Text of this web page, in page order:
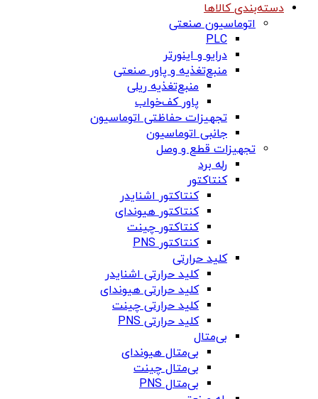
دسته‌بندی کالاها
اتوماسیون صنعتی
PLC
درایو و اینورتر
منبع‌تغذیه و پاور صنعتی
منبع‌تغذیه ریلی
پاور کف‌خواب
تجهیزات حفاظتی اتوماسیون
جانبی اتوماسیون
تجهیزات قطع و وصل
رله برد
کنتاکتور
کنتاکتور اشنایدر
کنتاکتور هیوندای
کنتاکتور چینت
کنتاکتور PNS
کلید حرارتی
کلید حرارتی اشنایدر
کلید حرارتی هیوندای
کلید حرارتی چینت
کلید حرارتی PNS
بی‌متال
بی‌متال هیوندای
بی‌متال چینت
بی‌متال PNS